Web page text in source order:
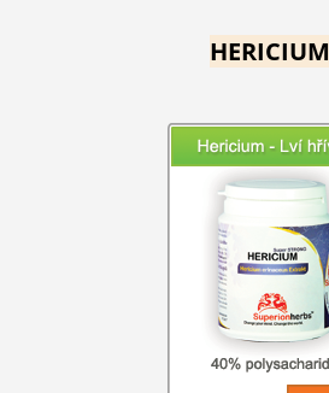
HERICIUM